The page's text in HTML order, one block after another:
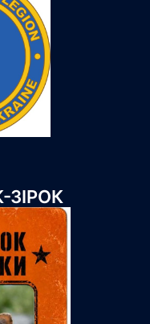
ЗІРОК